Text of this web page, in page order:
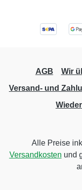
AGB Wir
Versand- und
Alle Preise
Versandkosten und